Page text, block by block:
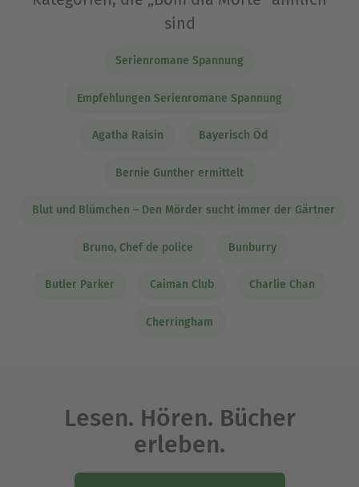
sind
Serienromane Spannung
Empfehlungen Serienromane Spannung
Agatha Raisin Bayerisch Öd
Bernie Gunther ermittelt
Blut und Blümchen – Den Mörder sucht immer der Gärtner
Bruno, Chef de police Bunburry
Butler Parker Caiman Club Charlie Chan
Cherringham
Lesen. Hören. Bücher
erleben.